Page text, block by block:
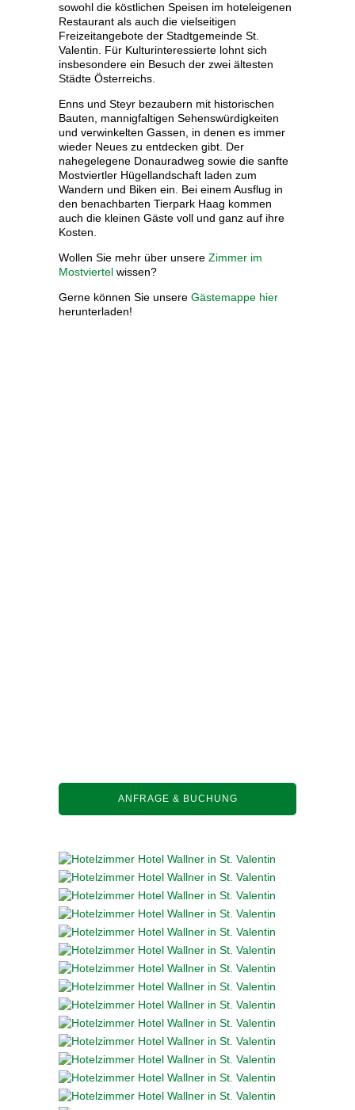
sowohl die köstlichen Speisen im hoteleigenen
Restaurant als auch die vielseitigen
Freizeitangebote der Stadtgemeinde St.
Valentin. Für Kulturinteressierte lohnt sich
insbesondere ein Besuch der zwei ältesten
Städte Österreichs.
Enns und Steyr bezaubern mit historischen
Bauten, mannigfaltigen Sehenswürdigkeiten
und verwinkelten Gassen, in denen es immer
wieder Neues zu entdecken gibt. Der
nahegelegene Donauradweg sowie die sanfte
Mostviertler Hügellandschaft laden zum
Wandern und Biken ein. Bei einem Ausflug in
den benachbarten Tierpark Haag kommen
auch die kleinen Gäste voll und ganz auf ihre
Kosten.
Wollen Sie mehr über unsere Zimmer im
Mostviertel wissen?
Gerne können Sie unsere Gästemappe hier
herunterladen!
ANFRAGE & BUCHUNG